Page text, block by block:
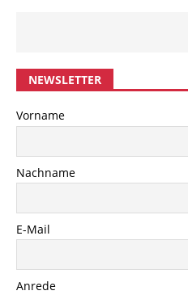
NEWSLETTER
Vorname
Nachname
E-Mail
Anrede